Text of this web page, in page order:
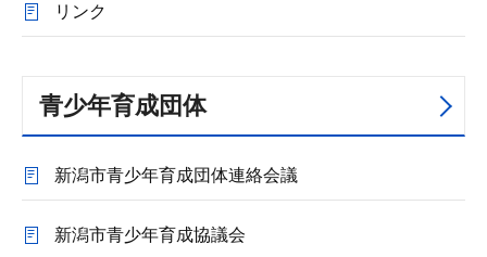
リンク
青少年育成団体
新潟市青少年育成団体連絡会議
新潟市青少年育成協議会